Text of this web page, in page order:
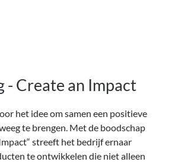
- Create an Impact
het idee om samen een positieve
te brengen. Met de boodschap
Impact“ streeft het bedrijf ernaar
te ontwikkelen die niet alleen